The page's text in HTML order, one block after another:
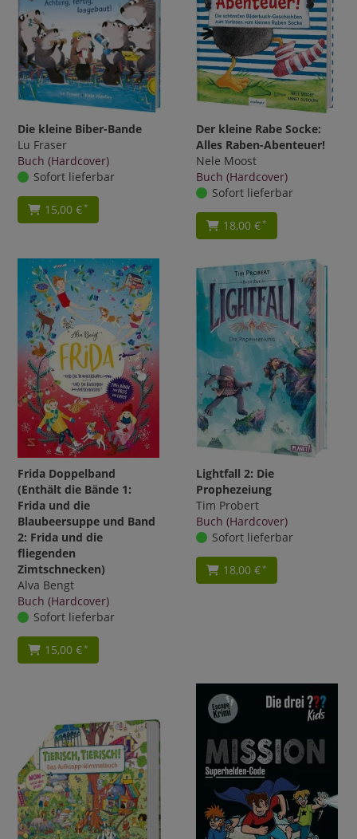
Die kleine Biber-Bande
Lu Fraser
Buch (Hardcover)
Sofort lieferbar
15,00 €*
Der kleine Rabe Socke:
Alles Raben-Abenteuer!
Nele Moost
Buch (Hardcover)
Sofort lieferbar
18,00 €*
Frida Doppelband
(Enthält die Bände 1:
Frida und die
Blaubeersuppe und Band
2: Frida und die
fliegenden
Zimtschnecken)
Alva Bengt
Buch (Hardcover)
Sofort lieferbar
15,00 €*
Lightfall 2: Die
Prophezeiung
Tim Probert
Buch (Hardcover)
Sofort lieferbar
18,00 €*